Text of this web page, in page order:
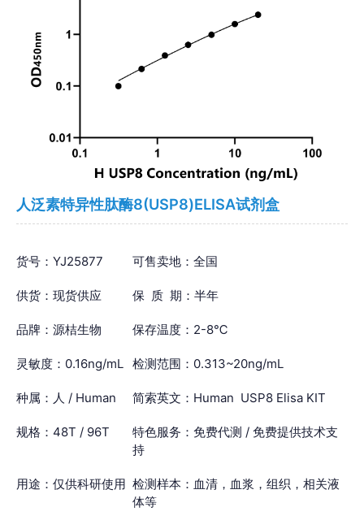
人泛素特异性肽酶8(USP8)ELISA试剂盒
货号：YJ25877 可售卖地：全国
供货：现货供应 保 质 期：半年
品牌：源桔生物 保存温度：2-8℃
灵敏度：0.16ng/mL 检测范围：0.313~20ng/mL
种属：人 / Human 简索英文：Human USP8 Elisa KIT
规格：48T / 96T
特色服务：免费代测 / 免费提供技术支
持
用途：仅供科研使用 检测样本：血清，血浆，组织，相关液
体等